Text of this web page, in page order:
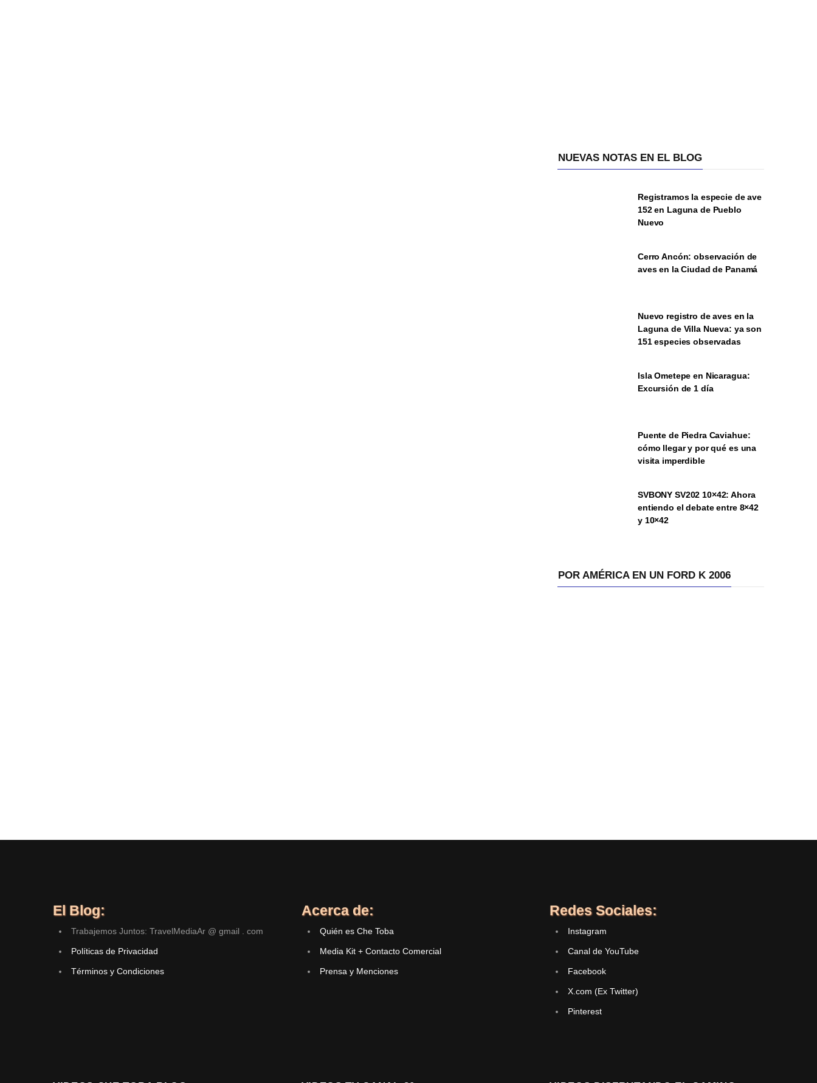
NUEVAS NOTAS EN EL BLOG
Registramos la especie de ave
152 en Laguna de Pueblo
Nuevo
Cerro Ancón: observación de
aves en la Ciudad de Panamá
Nuevo registro de aves en la
Laguna de Villa Nueva: ya son
151 especies observadas
Isla Ometepe en Nicaragua:
Excursión de 1 día
Puente de Piedra Caviahue:
cómo llegar y por qué es una
visita imperdible
SVBONY SV202 10×42: Ahora
entiendo el debate entre 8×42
y 10×42
POR AMÉRICA EN UN FORD K 2006
El Blog:
Trabajemos Juntos: TravelMediaAr @ gmail . com
Políticas de Privacidad
Términos y Condiciones
Acerca de:
Quién es Che Toba
Media Kit + Contacto Comercial
Prensa y Menciones
Redes Sociales:
Instagram
Canal de YouTube
Facebook
X.com (Ex Twitter)
Pinterest